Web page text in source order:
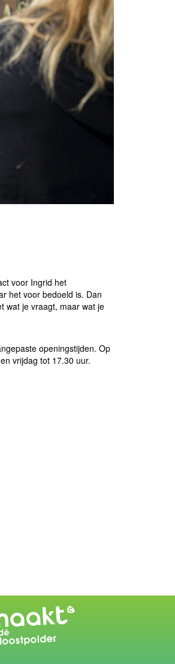
voor Ingrid het
het voor bedoeld is. Dan
wat je vraagt, maar wat je
openingstijden. Op
vrijdag tot 17.30 uur.